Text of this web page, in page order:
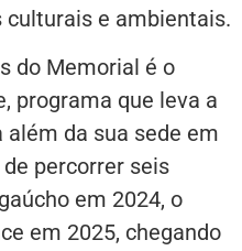
culturais e ambientais.
do Memorial é o
programa que leva a
além da sua sede em
percorrer seis
em 2024, o
em 2025, chegando